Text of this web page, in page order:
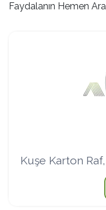
Faydalanın Hemen
Kuşe Karton Raf,